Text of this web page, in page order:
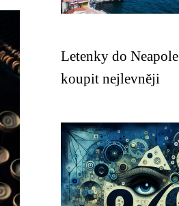
Letenky do
koupit nejlevněji